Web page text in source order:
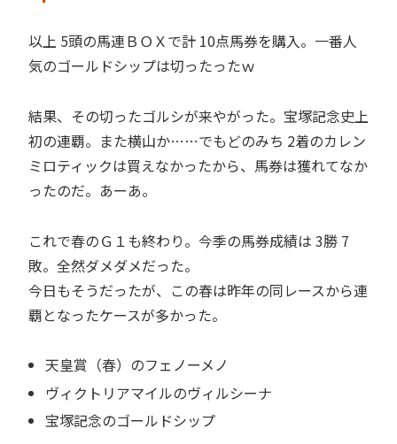
以上 5頭の馬連ＢＯＸで計 10点馬券を購入。一番人
気のゴールドシップは切ったったｗ
結果、その切ったゴルシが来やがった。宝塚記念史上
初の連覇。また横山か……でもどのみち 2着のカレン
ミロティックは買えなかったから、馬券は獲れてなか
ったのだ。あーあ。
これで春のＧ１も終わり。今季の馬券成績は 3勝 7
敗。全然ダメダメだった。
今日もそうだったが、この春は昨年の同レースから連
覇となったケースが多かった。
天皇賞（春）のフェノーメノ
ヴィクトリアマイルのヴィルシーナ
宝塚記念のゴールドシップ